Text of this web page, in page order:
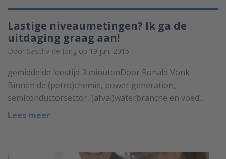
Lastige niveaumetingen? Ik ga de
uitdaging graag aan!
Door Sascha de Jong op 19 juni 2015.
gemiddelde leestijd 3 minutenDoor Ronald Vonk
Binnen de (petro)chemie, power generation,
semiconductorsector, (afval)waterbranche en voed...
Lees meer